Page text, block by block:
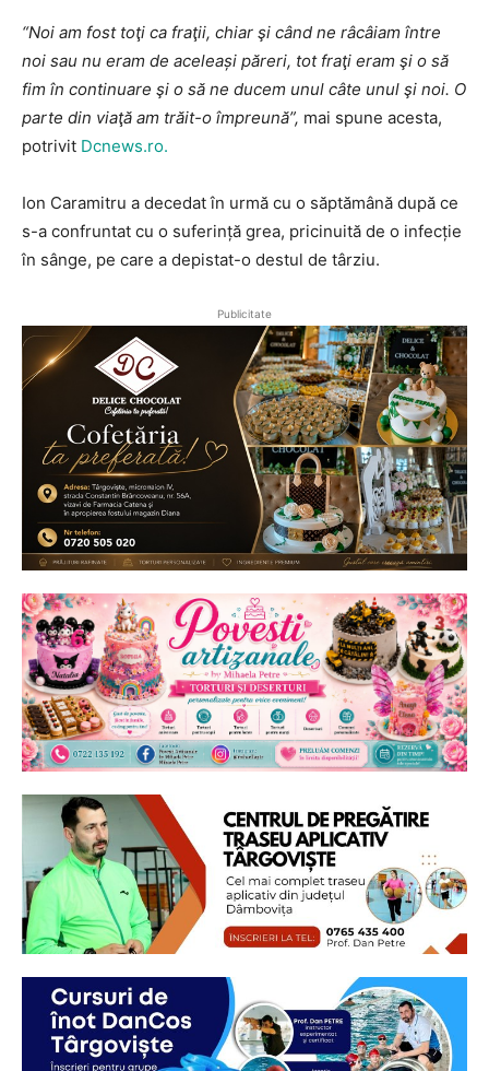
“Noi am fost toţi ca fraţii, chiar şi când ne râcâiam între
noi sau nu eram de aceleași păreri, tot fraţi eram şi o să
fim în continuare şi o să ne ducem unul câte unul şi noi. O
parte din viaţă am trăit-o împreună”, mai spune acesta,
potrivit Dcnews.ro.
Ion Caramitru a decedat în urmă cu o săptămână după ce
s-a confruntat cu o suferință grea, pricinuită de o infecție
în sânge, pe care a depistat-o destul de târziu.
Publicitate